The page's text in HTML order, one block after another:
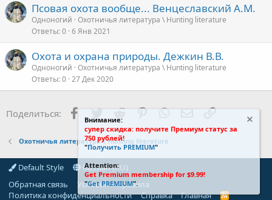
Псовая охота вообще... Венцеславский А.М.
Одноногий Охотничья литература \ Hunting literature
Ответы 0 6 Янв 2021
Охота и охрана природы. Дежкин В.В.
Одноногий Охотничья литература \ Hunting literature
Ответы 0 27 Дек 2020
Поделиться: Facebook
TwitterRedditPinterestWhatsAppЭлектронная
Ссылка
Охотничья литература \ Hunting literature
Default Style
Russian (RU)
Обратная связь
Условия и правила
Политика конфиденциальности
Справка Главная
R
Внимание:
супер скидка: получите Премиум статус за
750 рублей!
"Получить PREMIUM"
Attention:
Get Premium membership for $9.99!
"Get PREMIUM".